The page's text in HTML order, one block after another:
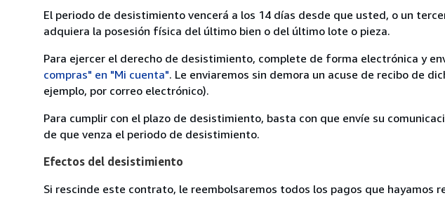
El periodo de desistimiento vencerá a los 14 días desde que usted, o un
adquiera la posesión física del último bien o del último lote o pieza.
Para ejercer el derecho de desistimiento, complete de forma electrónica y
compras" en "Mi cuenta". Le enviaremos sin demora un acuse de recibo de
ejemplo, por correo electrónico).
Para cumplir con el plazo de desistimiento, basta con que envíe su
de que venza el periodo de desistimiento.
Efectos del desistimiento
Si rescinde este contrato, le reembolsaremos todos los pagos que hayamos